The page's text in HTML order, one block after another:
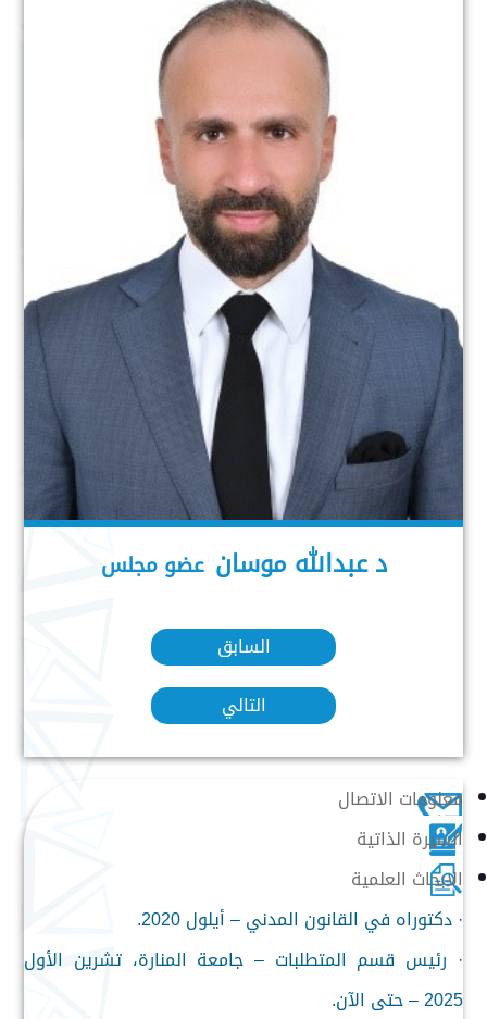
د عبدالله موسان عضو مجلس
السابق
التالي
معلومات الاتصال
السيرة الذاتية
الابحاث العلمية
· دكتوراه في القانون المدني – أيلول 2020.
· رئيس قسم المتطلبات – جامعة المنارة، تشرين الأول
2025 – حتى الآن.